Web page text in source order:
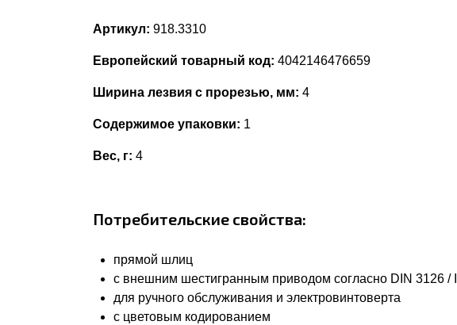
Артикул: 918.3310
Европейский товарный код: 4042146476659
Ширина лезвия с прорезью, мм: 4
Содержимое упаковки: 1
Вес, г: 4
Потребительские свойства:
прямой шлиц
с внешним шестигранным приводом согласно DIN 3126 /
для ручного обслуживания и электровинтоверта
с цветовым кодированием